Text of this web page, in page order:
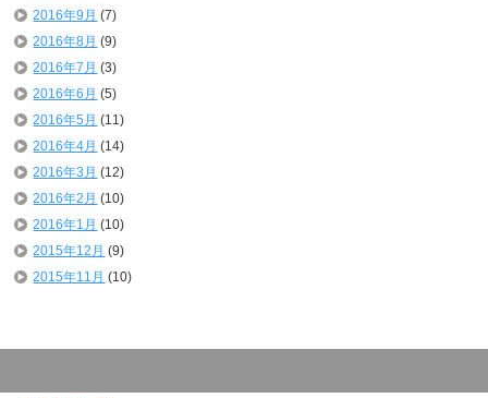
2016年9月 (7)
2016年8月 (9)
2016年7月 (3)
2016年6月 (5)
2016年5月 (11)
2016年4月 (14)
2016年3月 (12)
2016年2月 (10)
2016年1月 (10)
2015年12月 (9)
2015年11月 (10)